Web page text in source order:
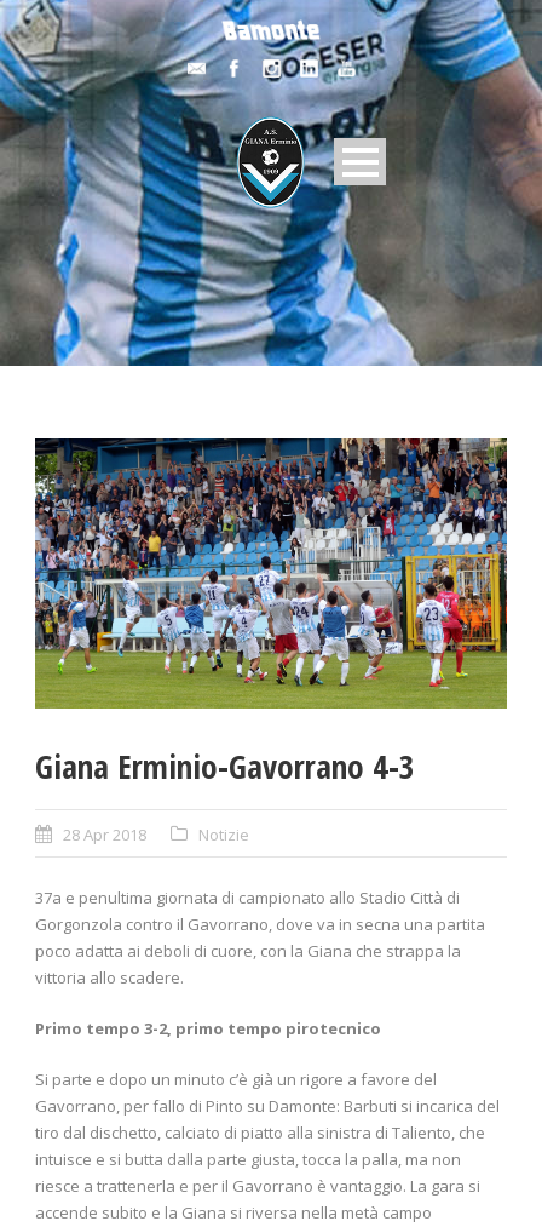
Giana Erminio-Gavorrano 4-3
28 Apr 2018 Notizie
37a e penultima giornata di campionato allo Stadio Città di
Gorgonzola contro il Gavorrano, dove va in secna una partita
poco adatta ai deboli di cuore, con la Giana che strappa la
vittoria allo scadere.
Primo tempo 3-2, primo tempo pirotecnico
Si parte e dopo un minuto c’è già un rigore a favore del
Gavorrano, per fallo di Pinto su Damonte: Barbuti si incarica del
tiro dal dischetto, calciato di piatto alla sinistra di Taliento, che
intuisce e si butta dalla parte giusta, tocca la palla, ma non
riesce a trattenerla e per il Gavorrano è vantaggio. La gara si
accende subito e la Giana si riversa nella metà campo